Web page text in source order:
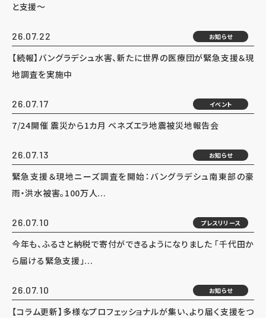
と支援～
26.07.22 お知らせ
【続報】バングラデシュ水害、新たに世界の医療団が緊急支援＆現
地調査を実施中
26.07.17 イベント
7/24開催 震災から1カ月 ベネズエラ地震被災地報告会
26.07.13 お知らせ
緊急支援＆現地ニーズ調査を開始：バングラデシュ南東部の豪
雨・洪水被害。100万人...
26.07.10 プレスリリース
今年も、ふるさと納税で寄付ができるようになりました 「千代田か
ら届ける緊急支援」...
26.07.10 お知らせ
【コラム更新】多様なプロフェッショナルが集い、より届く支援をつ